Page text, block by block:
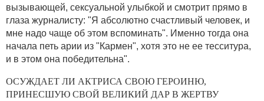
вызывающей, сексуальной улыбкой и смотрит прямо в
глаза журналисту: "Я абсолютно счастливый человек, и
мне надо чаще об этом вспоминать". Именно тогда она
начала петь арии из "Кармен", хотя это не ее тесситура,
и в этом она победительна".
ОСУЖДАЕТ ЛИ АКТРИСА СВОЮ ГЕРОИНЮ,
ПРИНЕСШУЮ СВОЙ ВЕЛИКИЙ ДАР В ЖЕРТВУ